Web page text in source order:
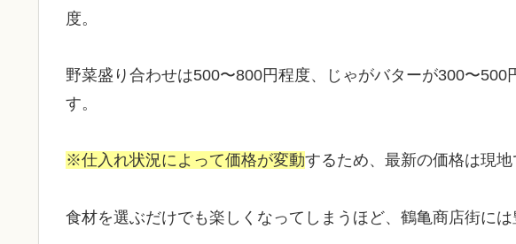
度。
野菜盛り合わせは500〜800円程度、じゃがバターが300〜
す。
※仕入れ状況によって価格が変動するため、最新の価格は現地
食材を選ぶだけでも楽しくなってしまうほど、鶴亀商店街には